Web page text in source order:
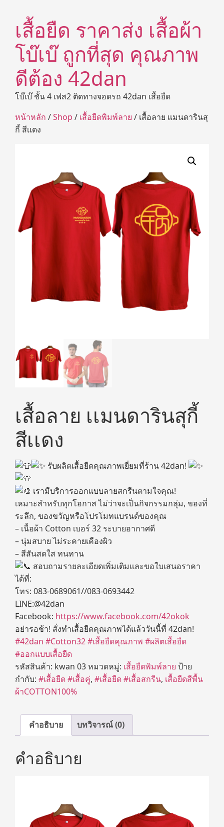
เสื้อยืด ราคาส่ง เสื้อผ้า
โบ๊เบ๊ ถูกที่สุด คุณภาพ
ดีต้อง 42dan
โบ๊เบ๊ ชั้น 4 เฟส2 ติดทางจอดรถ 42dan เสื้อยืด
หน้าหลัก /Shop / เสื้อยืดพิมพ์ลาย / เสื้อลาย เเมนดารินสุ
กี้ สีเเดง
เสื้อลาย เเมนดารินสุกี้
สีเเดง
รับผลิตเสื้อยืดคุณภาพเยี่ยมที่ร้าน 42dan!
เรามีบริการออกแบบลายสกรีนตามใจคุณ!
เหมาะสำหรับทุกโอกาส ไม่ว่าจะเป็นกิจกรรมกลุ่ม, ของที่
ระลึก, ของขวัญหรือโปรโมทแบรนด์ของคุณ
– เนื้อผ้า Cotton เบอร์ 32 ระบายอากาศดี
– นุ่มสบาย ไม่ระคายเคืองผิว
– สีสันสดใส ทนทาน
สอบถามรายละเอียดเพิ่มเติมและขอใบเสนอราคา
ได้ที่:
โทร: 083-0689061//083-0693442
LINE:@42dan
Facebook: https://www.facebook.com/42okok
อย่ารอช้า! สั่งทำเสื้อยืดคุณภาพได้แล้ววันนี้ที่ 42dan!
#42dan #Cotton32#เสื้อยืดคุณภาพ #ผลิตเสื้อยืด
#ออกแบบเสื้อยืด
รหัสสินค้า: kwan 03หมวดหมู่: เสื้อยืดพิมพ์ลาย ป้าย
กำกับ: #เสื้อยืด #เสื้อคู่, #เสื้อยืด #เสื้อสกรีน, เสื้อยืดสีพื้น
ผ้าCOTTON100%
คำอธิบาย บทวิจารณ์ (0)
คำอธิบาย